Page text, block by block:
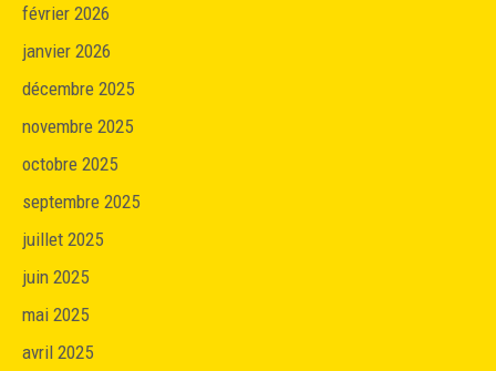
février 2026
janvier 2026
décembre 2025
novembre 2025
octobre 2025
septembre 2025
juillet 2025
juin 2025
mai 2025
avril 2025